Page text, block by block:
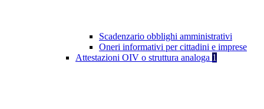
Scadenzario obblighi amministrativi
Oneri informativi per cittadini e imprese
Attestazioni OIV o struttura analoga 1